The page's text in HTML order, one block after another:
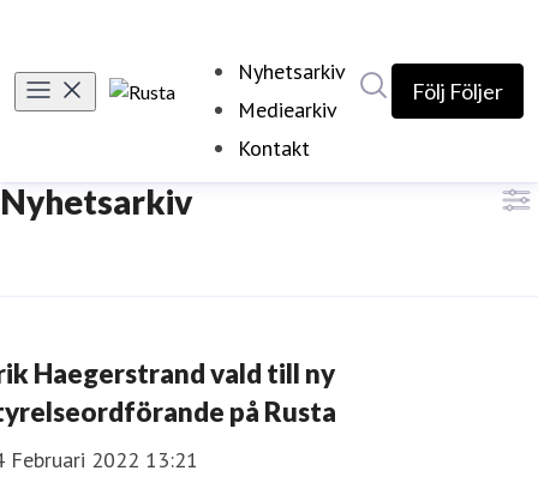
Nyhetsarkiv
Mediearkiv
Kontakt
Följ Följer
Nyhetsarkiv
Haegerstrand vald till ny
på Rusta
Februari 2022 13:21